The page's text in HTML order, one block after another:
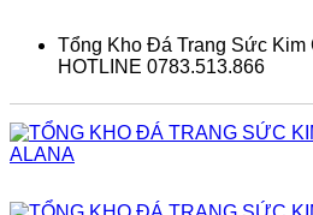
content
Tổng Kho Đá Trang Sức Kim
HOTLINE 0783.513.866